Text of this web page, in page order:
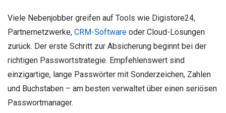
Viele Nebenjobber greifen auf Tools wie Digistore24,
Partnernetzwerke, CRM-Software oder Cloud-Lösungen
zurück. Der erste Schritt zur Absicherung beginnt bei der
richtigen Passwortstrategie. Empfehlenswert sind
einzigartige, lange Passwörter mit Sonderzeichen, Zahlen
und Buchstaben – am besten verwaltet über einen seriösen
Passwortmanager.